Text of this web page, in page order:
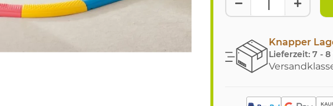
Knapper
Lieferzeit: 7 -